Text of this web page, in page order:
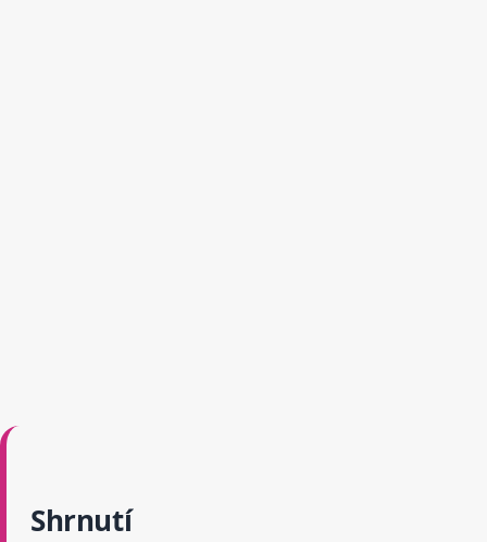
Shrnutí